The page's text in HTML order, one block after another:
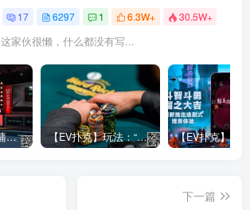
17 6297 1 6.3W+ 30.5W+
这家伙很懒，什么都没有写...
【EV扑克】恭喜蒲蔚然赛事#65夺冠，收获国人2023WSOP第六条金手链，奖金93万刀！ 【EV扑克】玩法：“松弱鱼/松凶鱼打法”的基本攻略
下一篇